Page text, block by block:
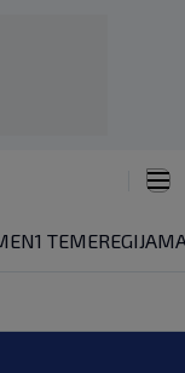
N1 TEMEREGIJA